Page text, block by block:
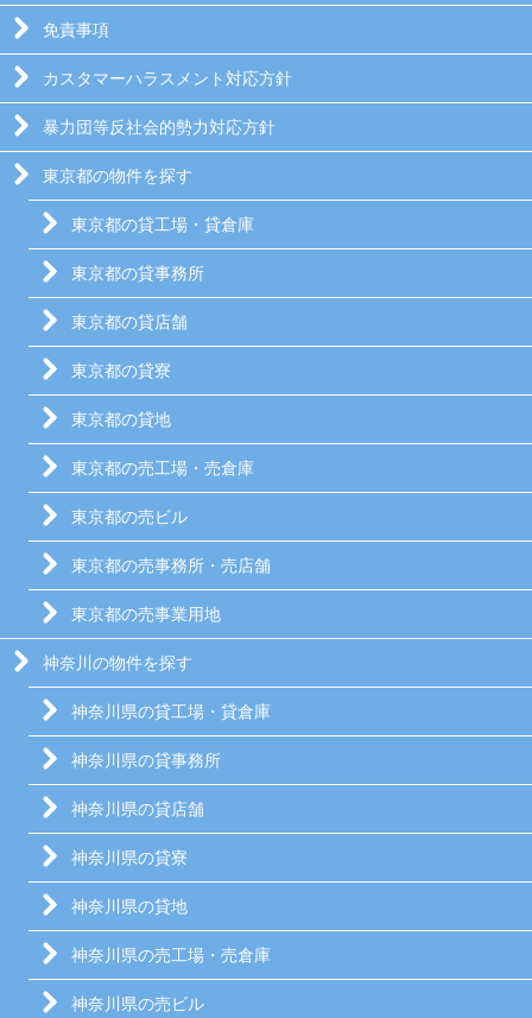
免責事項
カスタマーハラスメント対応方針
暴力団等反社会的勢力対応方針
東京都の物件を探す
東京都の貸工場・貸倉庫
東京都の貸事務所
東京都の貸店舗
東京都の貸寮
東京都の貸地
東京都の売工場・売倉庫
東京都の売ビル
東京都の売事務所・売店舗
東京都の売事業用地
神奈川の物件を探す
神奈川県の貸工場・貸倉庫
神奈川県の貸事務所
神奈川県の貸店舗
神奈川県の貸寮
神奈川県の貸地
神奈川県の売工場・売倉庫
神奈川県の売ビル